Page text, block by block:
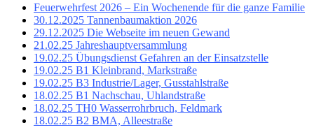
Feuerwehrfest 2026 – Ein Wochenende für die ganze Familie
30.12.2025 Tannenbaumaktion 2026
29.12.2025 Die Webseite im neuen Gewand
21.02.25 Jahreshauptversammlung
19.02.25 Übungsdienst Gefahren an der Einsatzstelle
19.02.25 B1 Kleinbrand, Markstraße
19.02.25 B3 Industrie/Lager, Gusstahlstraße
18.02.25 B1 Nachschau, Uhlandstraße
18.02.25 TH0 Wasserrohrbruch, Feldmark
18.02.25 B2 BMA, Alleestraße